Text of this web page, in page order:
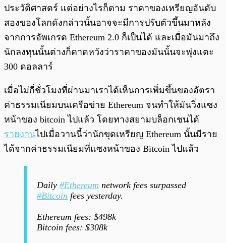
ประวัติศาสตร์ แต่อย่างไรก็ตาม ราคาของเหรียญอันดับ
สองของโลกดังกล่าวนั้นอาจจะมีการปรับตัวขึ้นมาหลัง
จากการอัพเกรด Ethereum 2.0 ก็เป็นได้ และเมื่อมันมาถึง
นักลงทุนนั้นต่างก็คาดหวังว่าราคาของมันนั้นจะพุ่งแตะ
300 ดอลลาร์
เมื่อไม่กี่ชั่วโมงที่ผ่านมาเราได้เห็นการเพิ่มขึ้นของอัตรา
ค่าธรรมเนียมบนเครือข่าย Ethereum จนทำให้มันวิ่งแซง
หน้าของ bitcoin ไปแล้ว โดยทางสยามบล็อกเชนได้
รายงานไปเมื่อวานนี้ว่านักขุดเหรียญ Ethereum นั้นมีราย
ได้จากค่าธรรมเนียมที่แซงหน้าของ Bitcoin ไปแล้ว
Daily #Ethereum network fees surpassed
#Bitcoin fees yesterday.
Ethereum fees: $498k
Bitcoin fees: $308k